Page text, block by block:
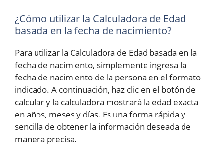
¿Cómo utilizar la Calculadora de Edad
basada en la fecha de nacimiento?
Para utilizar la Calculadora de Edad basada en la
fecha de nacimiento, simplemente ingresa la
fecha de nacimiento de la persona en el formato
indicado. A continuación, haz clic en el botón de
calcular y la calculadora mostrará la edad exacta
en años, meses y días. Es una forma rápida y
sencilla de obtener la información deseada de
manera precisa.